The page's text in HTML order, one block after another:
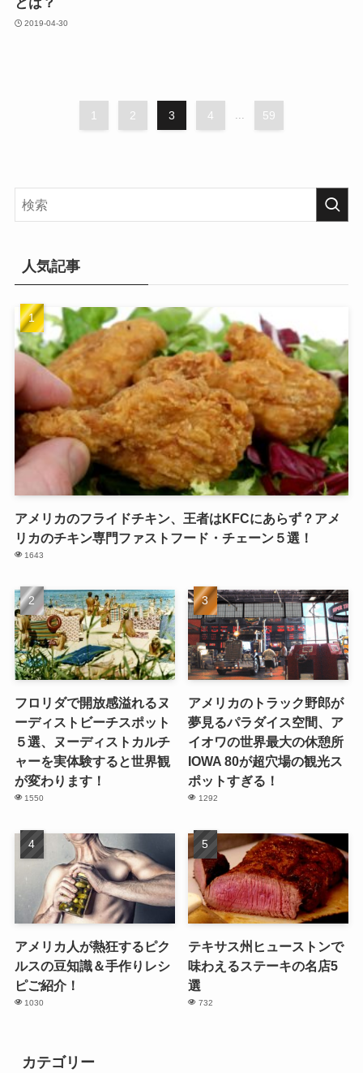
とは？
2019-04-30
1 2 3 4 ... 59
人気記事
アメリカのフライドチキン、王者はKFCにあらず？アメ
リカのチキン専門ファストフード・チェーン５選！
1643
フロリダで開放感溢れるヌ
ーディストビーチスポット
５選、ヌーディストカルチ
ャーを実体験すると世界観
が変わります！
1550
アメリカのトラック野郎が
夢見るパラダイス空間、ア
イオワの世界最大の休憩所
IOWA 80が超穴場の観光ス
ポットすぎる！
1292
アメリカ人が熱狂するピク
ルスの豆知識＆手作りレシ
ピご紹介！
1030
テキサス州ヒューストンで
味わえるステーキの名店5
選
732
カテゴリー